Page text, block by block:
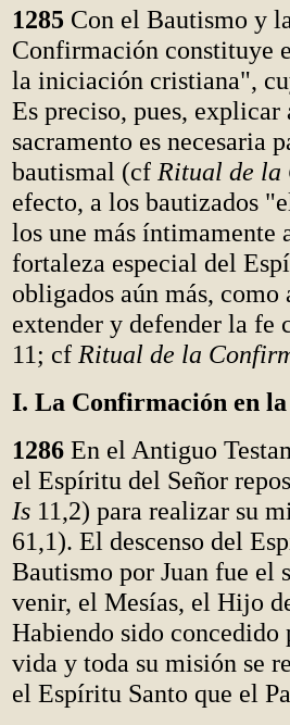
1285 Con el Bautismo y
Confirmación constituye
la iniciación cristiana",
Es preciso, pues,
sacramento es necesaria
bautismal (cf Ritual de la
efecto, a los bautizados
los une más íntimamente
fortaleza especial del
obligados aún más,
extender y defender la fe
11; cf Ritual de la
I. La Confirmación en
1286 En el Antiguo
el Espíritu del Señor
Is 11,2) para realizar su
61,1). El descenso del
Bautismo por Juan fue el
venir, el Mesías, el Hijo
Habiendo sido concedido
vida y toda su misión se
el Espíritu Santo que el